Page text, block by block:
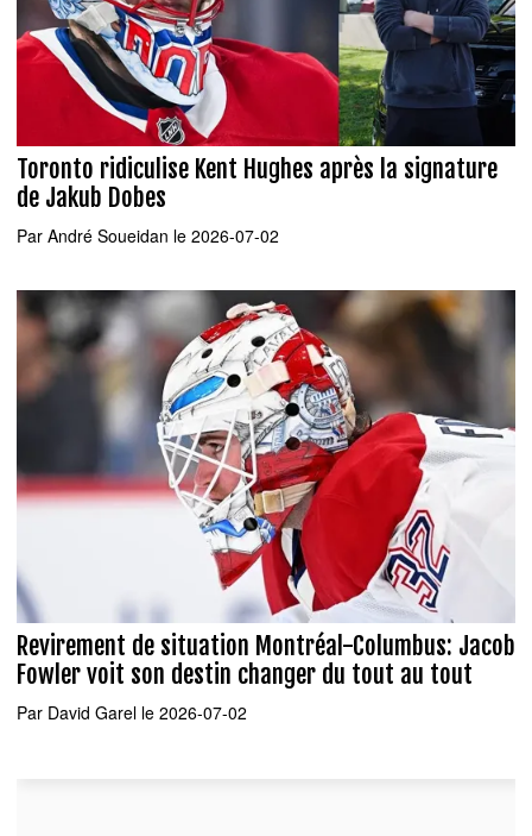
Toronto ridiculise Kent Hughes après la signature
de Jakub Dobes
Par André Soueidan le 2026-07-02
Revirement de situation Montréal-Columbus: Jacob
Fowler voit son destin changer du tout au tout
Par David Garel le 2026-07-02